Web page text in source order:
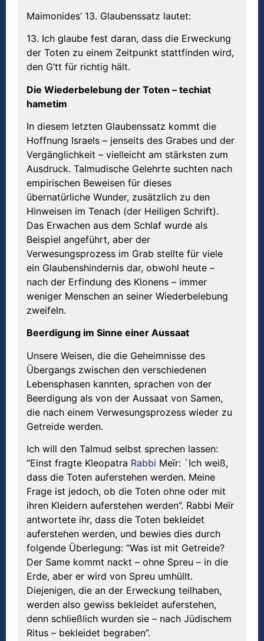
Maimonides’ 13. Glaubenssatz lautet:
13. Ich glaube fest daran, dass die Erweckung
der Toten zu einem Zeitpunkt stattfinden wird,
den G’tt für richtig hält.
Die Wiederbelebung der Toten – techiat
hametim
In diesem letzten Glaubenssatz kommt die
Hoffnung Israels – jenseits des Grabes und der
Vergänglichkeit – vielleicht am stärksten zum
Ausdruck. Talmudische Gelehrte suchten nach
empirischen Beweisen für dieses
übernatürliche Wunder, zusätzlich zu den
Hinweisen im Tenach (der Heiligen Schrift).
Das Erwachen aus dem Schlaf wurde als
Beispiel angeführt, aber der
Verwesungsprozess im Grab stellte für viele
ein Glaubenshindernis dar, obwohl heute –
nach der Erfindung des Klonens – immer
weniger Menschen an seiner Wiederbelebung
zweifeln.
Beerdigung im Sinne einer Aussaat
Unsere Weisen, die die Geheimnisse des
Übergangs zwischen den verschiedenen
Lebensphasen kannten, sprachen von der
Beerdigung als von der Aussaat von Samen,
die nach einem Verwesungsprozess wieder zu
Getreide werden.
Ich will den Talmud selbst sprechen lassen:
“Einst fragte Kleopatra Rabbi Meïr: `Ich weiß,
dass die Toten auferstehen werden. Meine
Frage ist jedoch, ob die Toten ohne oder mit
ihren Kleidern auferstehen werden”. Rabbi Meïr
antwortete ihr, dass die Toten bekleidet
auferstehen werden, und bewies dies durch
folgende Überlegung: “Was ist mit Getreide?
Der Same kommt nackt – ohne Spreu – in die
Erde, aber er wird von Spreu umhüllt.
Diejenigen, die an der Erweckung teilhaben,
werden also gewiss bekleidet auferstehen,
denn schließlich wurden sie – nach Jüdischem
Ritus – bekleidet begraben”.